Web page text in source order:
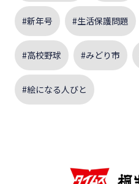
#新年号 #生活保護問題
#高校野球 #みどり市
#絵になる人びと